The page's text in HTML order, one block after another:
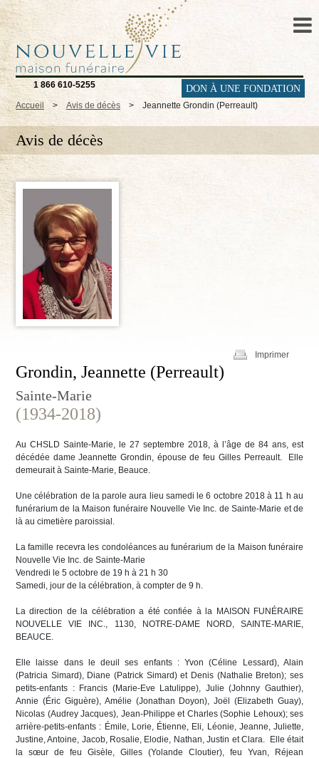
1 866 610-5255 DON À UNE FONDATION
Accueil > Avis de décès > Jeannette Grondin (Perreault)
Avis de décès
Imprimer
Grondin, Jeannette (Perreault)
Sainte-Marie
(1934-2018)
Au CHSLD Sainte-Marie, le 27 septembre 2018, à l’âge de 84 ans, est
décédée dame Jeannette Grondin, épouse de feu Gilles Perreault. Elle
demeurait à Sainte-Marie, Beauce.
Une célébration de la parole aura lieu samedi le 6 octobre 2018 à 11 h au
funérarium de la Maison funéraire Nouvelle Vie Inc. de Sainte-Marie et de
là au cimetière paroissial.
La famille recevra les condoléances au funérarium de la Maison funéraire
Nouvelle Vie Inc. de Sainte-Marie
Vendredi le 5 octobre de 19 h à 21 h 30
Samedi, jour de la célébration, à compter de 9 h.
La direction de la célébration a été confiée à la MAISON FUNÉRAIRE
NOUVELLE VIE INC., 1130, NOTRE-DAME NORD, SAINTE-MARIE,
BEAUCE.
Elle laisse dans le deuil ses enfants : Yvon (Céline Lessard), Alain
(Patricia Simard), Diane (Patrick Simard) et Denis (Nathalie Breton); ses
petits-enfants : Francis (Marie-Eve Latulippe), Julie (Johnny Gauthier),
Annie (Éric Giguère), Amélie (Jonathan Doyon), Joël (Elizabeth Guay),
Nicolas (Audrey Jacques), Jean-Philippe et Charles (Sophie Lehoux); ses
arrière-petits-enfants : Émile, Lorie, Étienne, Eli, Léonie, Jeanne, Juliette,
Justine, Antoine, Jacob, Rosalie, Elodie, Nathan, Justin et Clara. Elle était
la sœur de feu Gisèle, Gilles (Yolande Cloutier), feu Yvan, Réjean